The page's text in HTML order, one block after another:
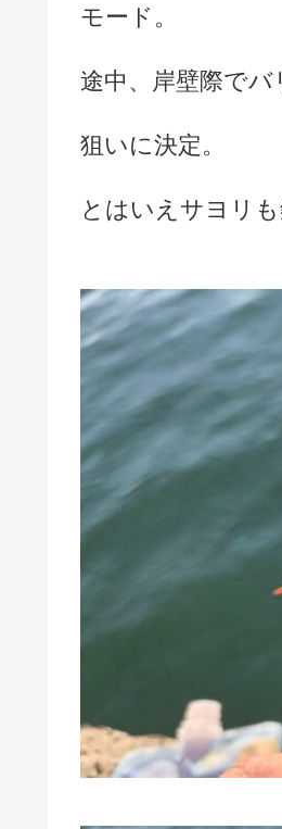
モード。
途中、岸壁際で
狙いに決定。
とはいえサヨリ